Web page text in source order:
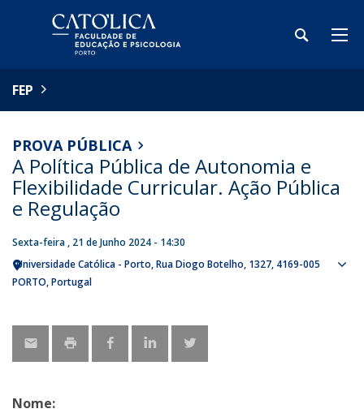
FEP
PROVA PÚBLICA
A Política Pública de Autonomia e
Flexibilidade Curricular. Ação Pública
e Regulação
Sexta-feira , 21 de Junho 2024 - 14:30
Universidade Católica - Porto Rua Diogo Botelho, 1327 4169-005
PORTO Portugal
Nome: